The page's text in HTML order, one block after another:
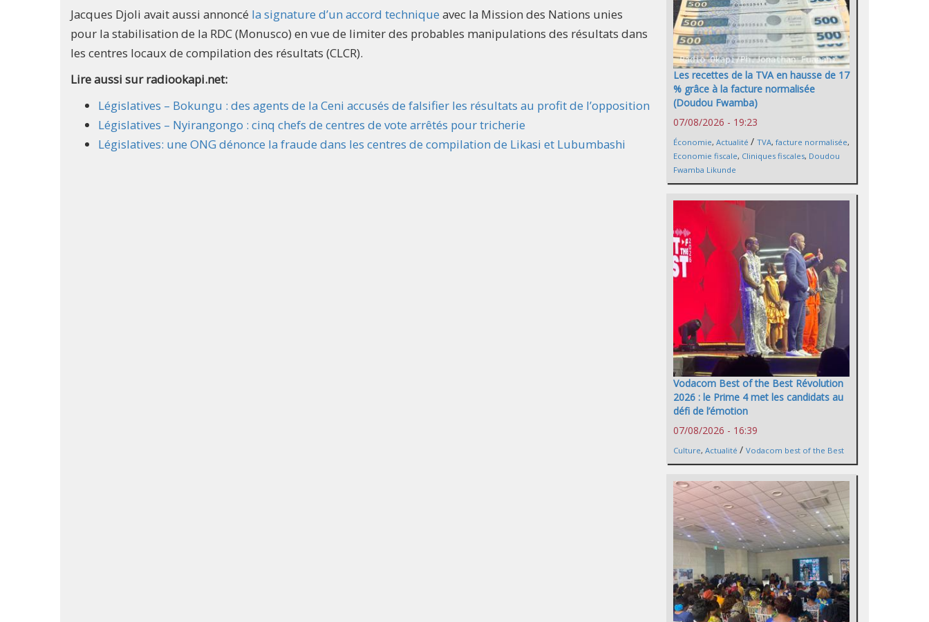
Jacques Djoli avait aussi annoncé la signature d’un accord technique avec la Mission des Nations unies
pour la stabilisation de la RDC (Monusco) en vue de limiter des probables manipulations des résultats dans
les centres locaux de compilation des résultats (CLCR).
Lire aussi sur radiookapi.net:
Législatives – Bokungu : des agents de la Ceni accusés de falsifier les résultats au profit de l’opposition
Législatives – Nyirangongo : cinq chefs de centres de vote arrêtés pour tricherie
Législatives: une ONG dénonce la fraude dans les centres de compilation de Likasi et Lubumbashi
Les recettes de la TVA en hausse de 17
% grâce à la facture normalisée
(Doudou Fwamba)
07/08/2026 - 19:23
Économie, Actualité / TVA, facture normalisée,
Economie fiscale, Cliniques fiscales, Doudou
Fwamba Likunde
Vodacom Best of the Best Révolution
2026 : le Prime 4 met les candidats au
défi de l’émotion
07/08/2026 - 16:39
Culture, Actualité / Vodacom best of the Best